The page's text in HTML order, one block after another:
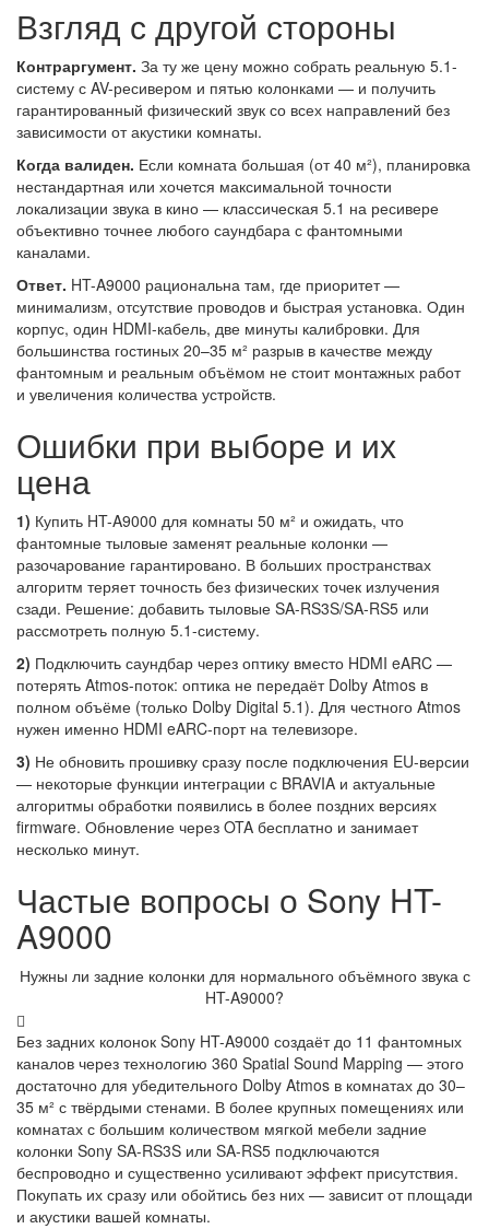
Взгляд с другой стороны
Контраргумент. За ту же цену можно собрать реальную 5.1-
систему с AV-ресивером и пятью колонками — и получить
гарантированный физический звук со всех направлений без
зависимости от акустики комнаты.
Когда валиден. Если комната большая (от 40 м²), планировка
нестандартная или хочется максимальной точности
локализации звука в кино — классическая 5.1 на ресивере
объективно точнее любого саундбара с фантомными
каналами.
Ответ. HT-A9000 рациональна там, где приоритет —
минимализм, отсутствие проводов и быстрая установка. Один
корпус, один HDMI-кабель, две минуты калибровки. Для
большинства гостиных 20–35 м² разрыв в качестве между
фантомным и реальным объёмом не стоит монтажных работ
и увеличения количества устройств.
Ошибки при выборе и их
цена
1) Купить HT-A9000 для комнаты 50 м² и ожидать, что
фантомные тыловые заменят реальные колонки —
разочарование гарантировано. В больших пространствах
алгоритм теряет точность без физических точек излучения
сзади. Решение: добавить тыловые SA-RS3S/SA-RS5 или
рассмотреть полную 5.1-систему.
2) Подключить саундбар через оптику вместо HDMI eARC —
потерять Atmos-поток: оптика не передаёт Dolby Atmos в
полном объёме (только Dolby Digital 5.1). Для честного Atmos
нужен именно HDMI eARC-порт на телевизоре.
3) Не обновить прошивку сразу после подключения EU-версии
— некоторые функции интеграции с BRAVIA и актуальные
алгоритмы обработки появились в более поздних версиях
firmware. Обновление через OTA бесплатно и занимает
несколько минут.
Частые вопросы о Sony HT-
A9000
Нужны ли задние колонки для нормального объёмного звука с
HT-A9000?
Без задних колонок Sony HT-A9000 создаёт до 11 фантомных
каналов через технологию 360 Spatial Sound Mapping — этого
достаточно для убедительного Dolby Atmos в комнатах до 30–
35 м² с твёрдыми стенами. В более крупных помещениях или
комнатах с большим количеством мягкой мебели задние
колонки Sony SA-RS3S или SA-RS5 подключаются
беспроводно и существенно усиливают эффект присутствия.
Покупать их сразу или обойтись без них — зависит от площади
и акустики вашей комнаты.